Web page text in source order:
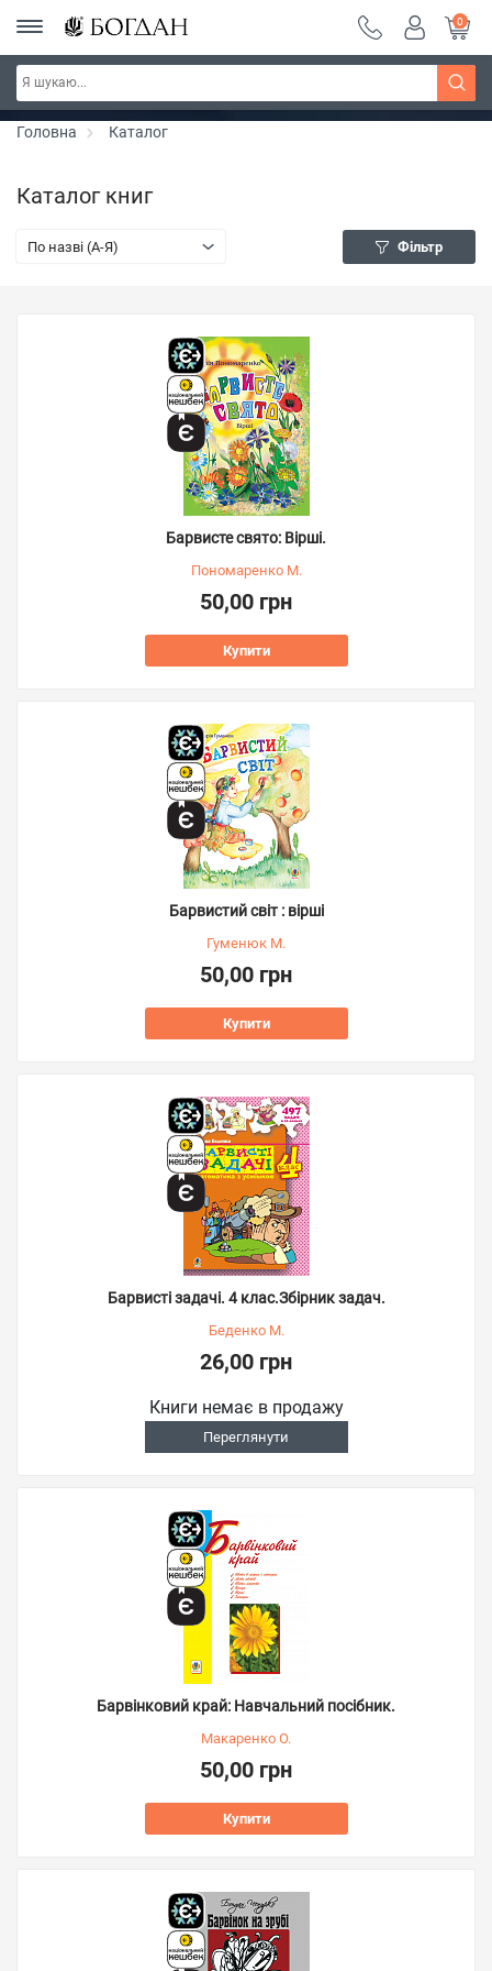
Серія "Чейзіана" ~ знижка 20%
0
Головна Каталог
Каталог книг
По назві (A-Я) Фільтр
Барвисте свято: Вірші.
Пономаренко М.
50,00 грн
Купити
Барвистий світ : вірші
Гуменюк М.
50,00 грн
Купити
Барвисті задачі. 4 клас.Збірник задач.
Беденко М.
26,00 грн
Книги немає в продажу
Переглянути
Барвінковий край: Навчальний посібник.
Макаренко О.
50,00 грн
Купити